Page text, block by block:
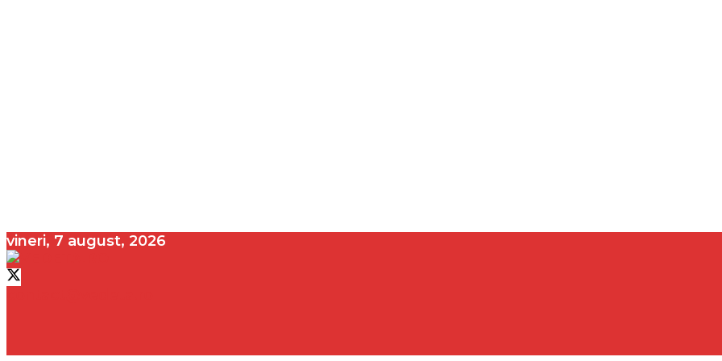
vineri, 7 august, 2026